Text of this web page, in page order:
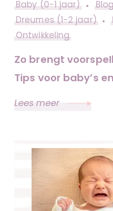
Baby (0-1 jaar)
Blog
Dreumes (1-2 jaar)
Ontwikkeling
Zo brengt
Tips voor baby’s
Lees meer